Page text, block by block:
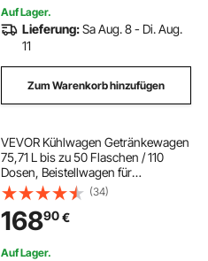
Auf Lager.
Lieferung:Sa Aug. 8 - Di. Aug.
11
Zum Warenkorb hinzufügen
VEVOR Kühlwagen Getränkewagen
75,71 L bis zu 50 Flaschen / 110
Dosen, Beistellwagen für
Terrassenpartys und Bars mit
unterem Regal & Seitenkorb &
Flaschenöffner & Deckel,
Getränkekühler Schwarz
(34)
16890€
Auf Lager.